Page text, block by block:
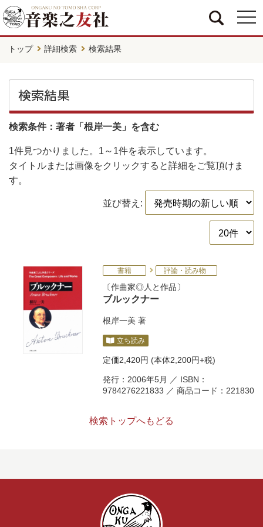
トップ 詳細検索 検索結果
検索結果
検索条件：著者「根岸一美」を含む
1件見つかりました。 1～1件を表示しています。
タイトルまたは画像をクリックすると詳細をご覧頂けま
す。
並び替え:
書籍 評論・読み物
作曲家◎人と作品
ブルックナー
根岸一美 著
立ち読み
定価2,420円 (本体2,200円+税)
発行：2006年5月 ／ ISBN：
9784276221833 ／ 商品コード：221830
検索トップへもどる